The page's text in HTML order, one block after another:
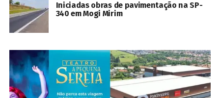
Iniciadas obras de pavimentação na SP-
340 em Mogi Mirim